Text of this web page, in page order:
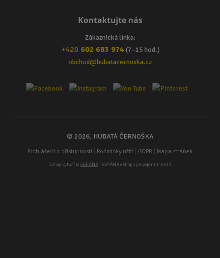
Kontaktujte nás
Zákaznická linka:
+420 602 683 974 (7–15 hod.)
obchod@hubatacernoska.cz
© 2026, HUBATÁ ČERNOŠKA
Prohlášení o přístupnosti Podmínky užití GDPR Mapa stránek
Eshop vytvořila eBRÁNA| eBRÁNA eshop s propojením na IS